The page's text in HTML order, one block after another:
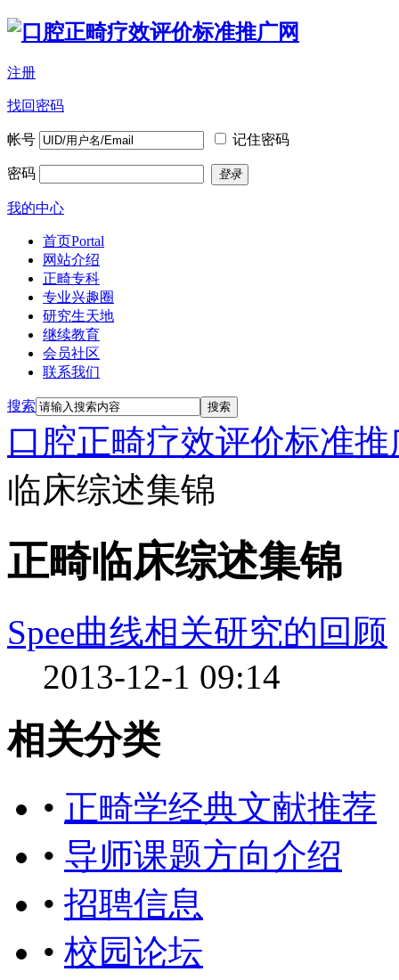
注册
找回密码
帐号 记住密码
密码 登录
我的中心
首页Portal
网站介绍
正畸专科
专业兴趣圈
研究生天地
继续教育
会员社区
联系我们
搜索 搜索
口腔正畸疗效评价标准推
临床综述集锦
正畸临床综述集锦
Spee曲线相关研究的回顾
2013-12-1 09:14
相关分类
• 正畸学经典文献推荐
• 导师课题方向介绍
• 招聘信息
• 校园论坛